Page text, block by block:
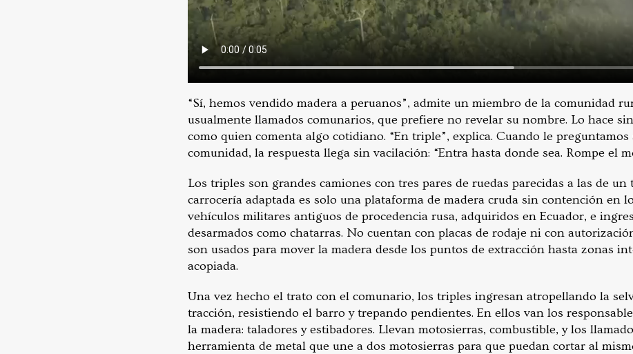
“Sí, hemos vendido madera a peruanos”, admite un miembro de la comunidad
usualmente llamados comunarios, que prefiere no revelar su nombre. Lo hace
como quien comenta algo cotidiano. “En triple”, explica. Cuando le
comunidad, la respuesta llega sin vacilación: “Entra hasta donde sea. Rompe el
Los triples son grandes camiones con tres pares de ruedas parecidas a las de un
carrocería adaptada es solo una plataforma de madera cruda sin contención en
vehículos militares antiguos de procedencia rusa, adquiridos en Ecuador, e
desarmados como chatarras. No cuentan con placas de rodaje ni con
son usados para mover la madera desde los puntos de extracción hasta zonas
acopiada.
Una vez hecho el trato con el comunario, los triples ingresan atropellando la
tracción, resistiendo el barro y trepando pendientes. En ellos van los
la madera: taladores y estibadores. Llevan motosierras, combustible, y los
herramienta de metal que une a dos motosierras para que puedan cortar al